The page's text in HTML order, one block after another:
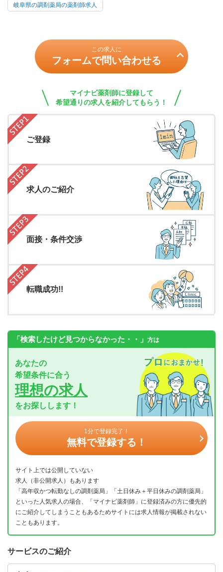
岐阜県の調剤薬局の薬剤師求人
この求人に
フォームで問い合わせる
マイナビ薬剤師に登録して
希望通りの求人を紹介してもらう！
ご登録
求人のご紹介
面接・条件交渉
転職成功!!
「検索したけど見つからなかった・・」 方は
あなたの
希望条件に合う
理想の求人
をお探しします！
1分で登録完了！
無料で登録する！
サイト上では公開していない
求人（非公開求人）もあります
「高年収かつ転勤なしの調剤薬局」「土日休み＋平日休みの調剤薬局」
といった人気求人の場合、「マイナビ薬剤師」に登録済みの方に優先的
にご紹介してしまうこともあるためサイトには求人情報が掲載されない
こともあります。
サービスのご紹介